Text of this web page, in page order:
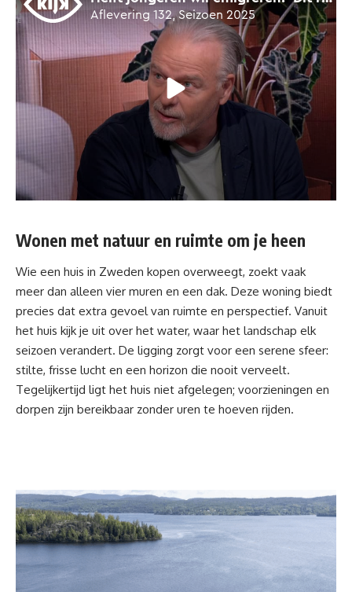
Wonen met natuur en ruimte om je heen
Wie een huis in Zweden kopen overweegt, zoekt vaak
meer dan alleen vier muren en een dak. Deze woning biedt
precies dat extra gevoel van ruimte en perspectief. Vanuit
het huis kijk je uit over het water, waar het landschap elk
seizoen verandert. De ligging zorgt voor een serene sfeer:
stilte, frisse lucht en een horizon die nooit verveelt.
Tegelijkertijd ligt het huis niet afgelegen; voorzieningen en
dorpen zijn bereikbaar zonder uren te hoeven rijden.